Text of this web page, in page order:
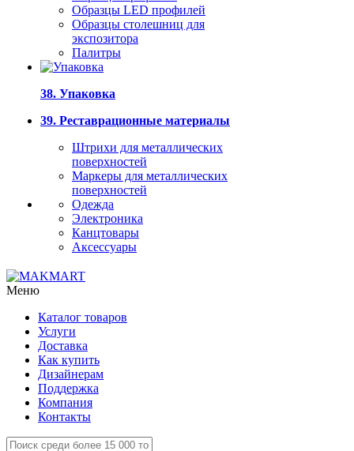
Образцы LED профилей
Образцы столешниц для
экспозитора
Палитры
38. Упаковка
39. Реставрационные материалы
Штрихи для металлических
поверхностей
Маркеры для металлических
поверхностей
Одежда
Электроника
Канцтовары
Аксессуары
Меню
Каталог товаров
Услуги
Доставка
Как купить
Дизайнерам
Поддержка
Компания
Контакты